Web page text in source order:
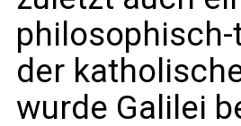
der
wurde Galilei